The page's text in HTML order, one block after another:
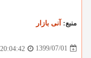
منبع: آنی بازار
1399/07/01
20:04:42